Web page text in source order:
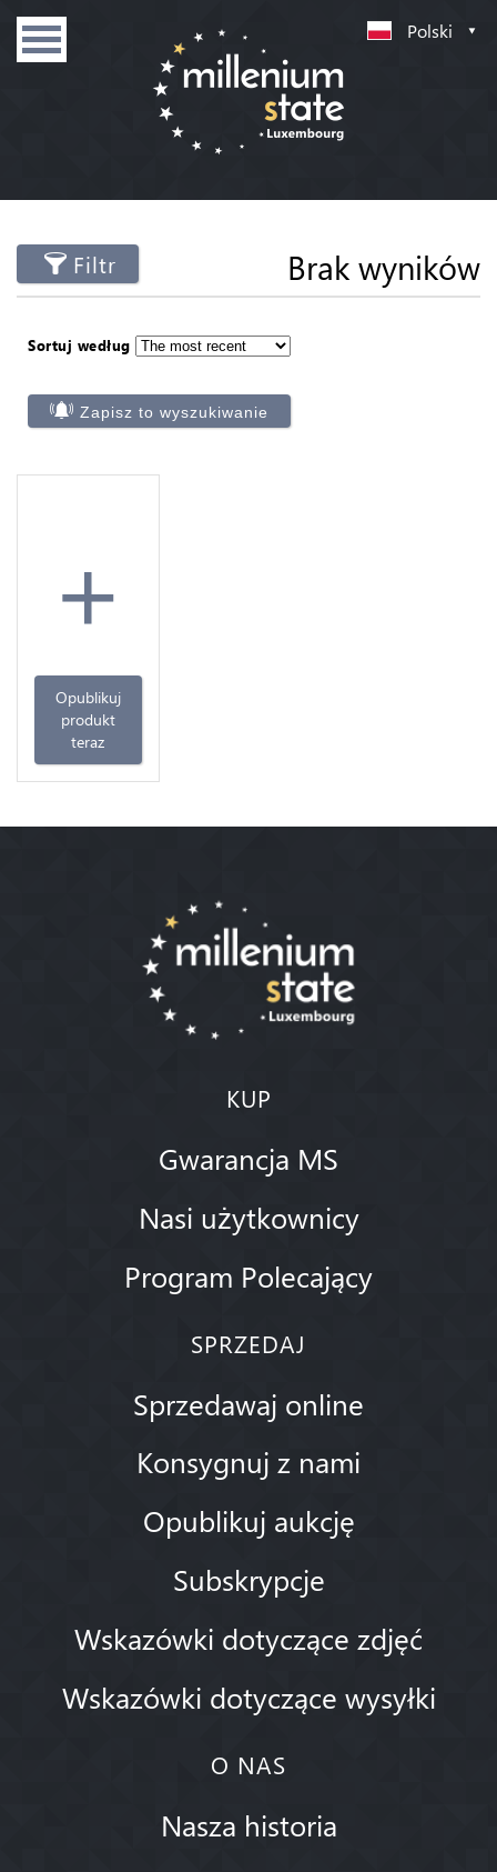
Polski
Filtr Brak wyników
Sortuj według
Zapisz to wyszukiwanie
+
Opublikuj
produkt
teraz
KUP
Gwarancja MS
Nasi użytkownicy
Program Polecający
SPRZEDAJ
Sprzedawaj online
Konsygnuj z nami
Opublikuj aukcję
Subskrypcje
Wskazówki dotyczące zdjęć
Wskazówki dotyczące wysyłki
O NAS
Nasza historia